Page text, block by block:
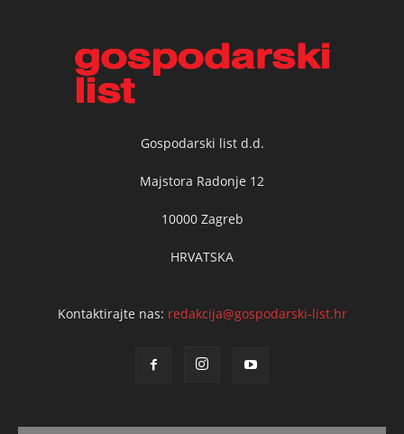
Gospodarski list d.d.
Majstora Radonje 12
10000 Zagreb
HRVATSKA
Kontaktirajte nas: redakcija@gospodarski-list.hr